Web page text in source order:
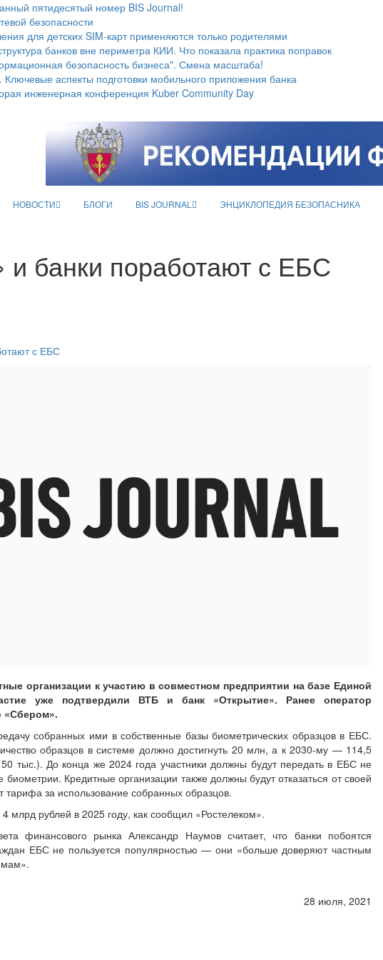
пятидесятый номер BIS Journal!
безопасности
для детских SIM-карт применяются только родителями
банков вне периметра КИИ. Что показала практика поправок
безопасность бизнеса". Смена масштаба!
аспекты подготовки мобильного приложения банка
инженерная конференция Kuber Community Day
НОВОСТИ БЛОГИ BIS JOURNAL ЭНЦИКЛОПЕДИЯ БЕЗОПАСНИКА
и банки поработают с ЕБС
с ЕБС
организации к участию в совместном предприятии на базе Единой
уже подтвердили ВТБ и банк «Открытие». Ранее оператор
«Сбером».
собранных ими в собственные базы биометрических образцов в ЕБС.
образцов в системе должно достигнуть 20 млн, а к 2030-му — 114,5
тыс.). До конца же 2024 года участники должны будут передать в ЕБС не
Кредитные организации также должны будут отказаться от своей
тарифа за использование собранных образцов.
млрд рублей в 2025 году, как сообщил «Ростелеком».
финансового рынка Александр Наумов считает, что банки побоятся
ЕБС не пользуется популярностью — они «больше доверяют частным
28 июля, 2021